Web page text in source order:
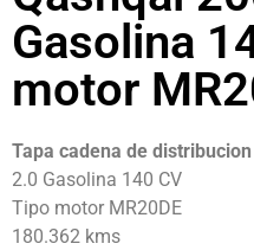
Gasolina
motor
Tapa cadena de distribucion
2.0 Gasolina 140 CV
Tipo motor MR20DE
180.362 kms